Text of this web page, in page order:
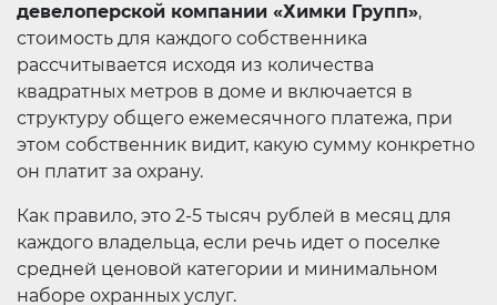
девелоперской компании «Химки Групп»,
стоимость для каждого собственника
рассчитывается исходя из количества
квадратных метров в доме и включается в
структуру общего ежемесячного платежа, при
этом собственник видит, какую сумму конкретно
он платит за охрану.
Как правило, это 2-5 тысяч рублей в месяц для
каждого владельца, если речь идет о поселке
средней ценовой категории и минимальном
наборе охранных услуг.